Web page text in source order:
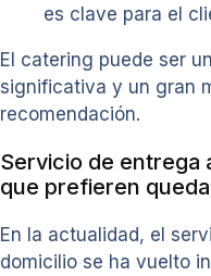
es clave para el
El catering puede ser
significativa y un gran
recomendación.
Servicio de entrega
que prefieren
En la actualidad, el
domicilio se ha vuelto